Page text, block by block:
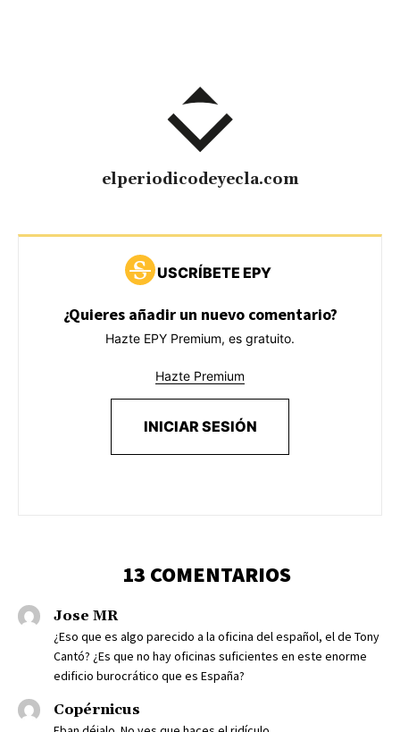
elperiodicodeyecla.com
USCRÍBETE EPY
¿Quieres añadir un nuevo comentario?
Hazte EPY Premium, es gratuito.
Hazte Premium
INICIAR SESIÓN
13 COMENTARIOS
Jose MR
¿Eso que es algo parecido a la oficina del español, el de Tony
Cantó? ¿Es que no hay oficinas suficientes en este enorme
edificio burocrático que es España?
Copérnicus